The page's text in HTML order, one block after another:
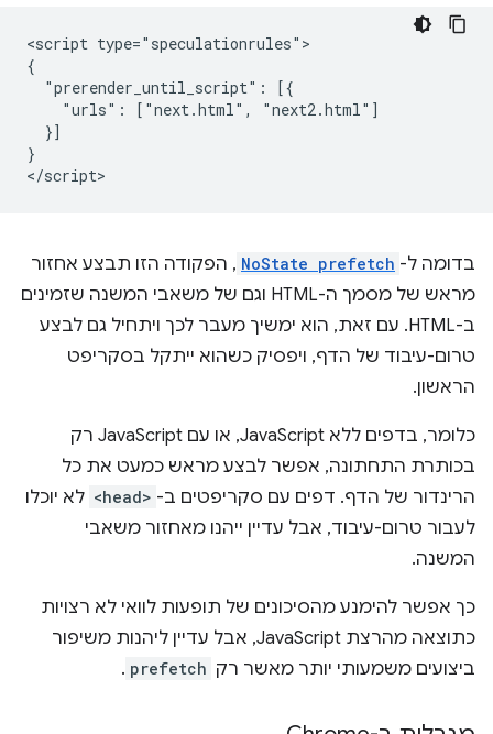
<script type="speculationrules">
{
  "prerender_until_script": [{
    "urls": ["next.html", "next2.html"]
  }]
}
בדומה ל- NoState prefetch , הפקודה הזו תבצע אחזור
מראש של מסמך ה-HTML וגם של משאבי המשנה שזמינים
ב-HTML. עם זאת, הוא ימשיך מעבר לכך ויתחיל גם לבצע
טרום-עיבוד של הדף, ויפסיק כשהוא ייתקל בסקריפט
הראשון.
כלומר, בדפים ללא JavaScript, או עם JavaScript רק
בכותרת התחתונה, אפשר לבצע מראש כמעט את כל
הרינדור של הדף. דפים עם סקריפטים ב- <head> לא יוכלו
לעבור טרום-עיבוד, אבל עדיין ייהנו מאחזור משאבי
המשנה.
כך אפשר להימנע מהסיכונים של תופעות לוואי לא רצויות
כתוצאה מהרצת JavaScript, אבל עדיין ליהנות משיפור
ביצועים משמעותי יותר מאשר רק prefetch
.